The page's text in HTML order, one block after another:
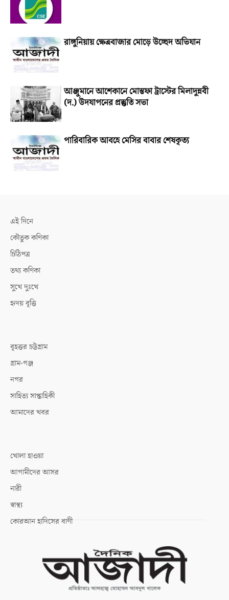
রাঙ্গুনিয়ায় ক্ষেত্রবাজার মোড়ে উচ্ছেদ অভিযান
আঞ্জুমানে আশেকানে মোস্তফা ট্রাস্টের মিলাদুন্নবী
(দ.) উদযাপনের প্রস্তুতি সভা
পারিবারিক আবহে মেসির বাবার শেষকৃত্য
এই দিনে
কৌতুক কণিকা
চিঠিপত্র
তথ্য কণিকা
সুখে দুঃখে
হৃদয় বৃত্তি
বৃহত্তর চট্টগ্রাম
গ্রাম-গঞ্জ
নগর
সাহিত্য সাপ্তাহিকী
আমাদের খবর
খোলা হাওয়া
আগামীদের আসর
নারী
স্বাস্থ্য
কোরআন হাদিসের বাণী